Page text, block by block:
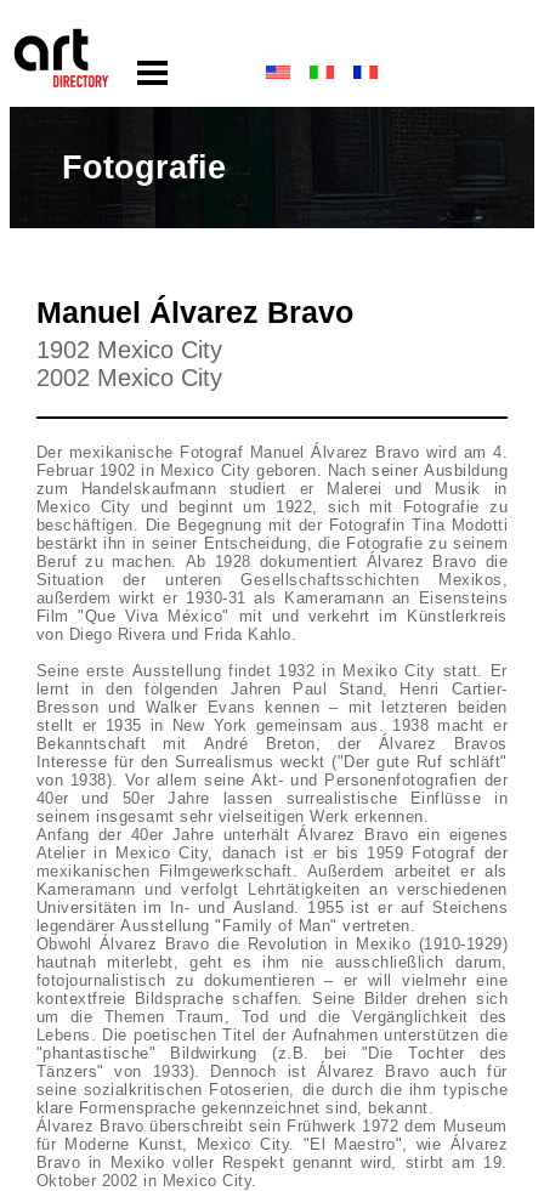
Fotografie
Manuel Álvarez Bravo
1902 Mexico City
2002 Mexico City
Der mexikanische Fotograf Manuel Álvarez Bravo wird am 4.
Februar 1902 in Mexico City geboren. Nach seiner Ausbildung
zum Handelskaufmann studiert er Malerei und Musik in
Mexico City und beginnt um 1922, sich mit Fotografie zu
beschäftigen. Die Begegnung mit der Fotografin Tina Modotti
bestärkt ihn in seiner Entscheidung, die Fotografie zu seinem
Beruf zu machen. Ab 1928 dokumentiert Álvarez Bravo die
Situation der unteren Gesellschaftsschichten Mexikos,
außerdem wirkt er 1930-31 als Kameramann an Eisensteins
Film "Que Viva México" mit und verkehrt im Künstlerkreis
von Diego Rivera und Frida Kahlo.
Seine erste Ausstellung findet 1932 in Mexiko City statt. Er
lernt in den folgenden Jahren Paul Stand, Henri Cartier-
Bresson und Walker Evans kennen – mit letzteren beiden
stellt er 1935 in New York gemeinsam aus. 1938 macht er
Bekanntschaft mit André Breton, der Álvarez Bravos
Interesse für den Surrealismus weckt ("Der gute Ruf schläft"
von 1938). Vor allem seine Akt- und Personenfotografien der
40er und 50er Jahre lassen surrealistische Einflüsse in
seinem insgesamt sehr vielseitigen Werk erkennen.
Anfang der 40er Jahre unterhält Álvarez Bravo ein eigenes
Atelier in Mexico City, danach ist er bis 1959 Fotograf der
mexikanischen Filmgewerkschaft. Außerdem arbeitet er als
Kameramann und verfolgt Lehrtätigkeiten an verschiedenen
Universitäten im In- und Ausland. 1955 ist er auf Steichens
legendärer Ausstellung "Family of Man" vertreten.
Obwohl Álvarez Bravo die Revolution in Mexiko (1910-1929)
hautnah miterlebt, geht es ihm nie ausschließlich darum,
fotojournalistisch zu dokumentieren – er will vielmehr eine
kontextfreie Bildsprache schaffen. Seine Bilder drehen sich
um die Themen Traum, Tod und die Vergänglichkeit des
Lebens. Die poetischen Titel der Aufnahmen unterstützen die
"phantastische" Bildwirkung (z.B. bei "Die Tochter des
Tänzers" von 1933). Dennoch ist Álvarez Bravo auch für
seine sozialkritischen Fotoserien, die durch die ihm typische
klare Formensprache gekennzeichnet sind, bekannt.
Álvarez Bravo überschreibt sein Frühwerk 1972 dem Museum
für Moderne Kunst, Mexico City. "El Maestro", wie Álvarez
Bravo in Mexiko voller Respekt genannt wird, stirbt am 19.
Oktober 2002 in Mexico City.